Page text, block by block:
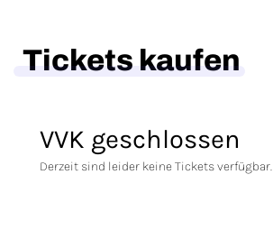
Tickets kaufen
VVK geschlossen
Derzeit sind leider keine Tickets verfügbar.